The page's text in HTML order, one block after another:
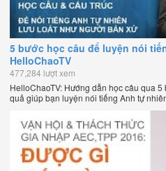
5 bước học câu để luyện nói
HelloChaoTV
477,284 lượt xem
HelloChaoTV: Hướng dẫn học câu qua
quả giúp bạn luyện nói tiếng Anh tự
Phạm Việt Thắng, đồng sáng lập
Anh trực tuyến chặt chẽ nhất thế giới.